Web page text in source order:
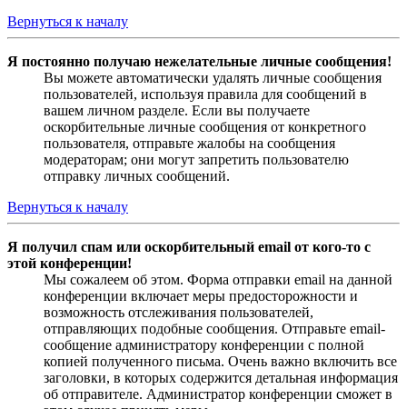
Вернуться к началу
Я постоянно получаю нежелательные личные сообщения!
Вы можете автоматически удалять личные сообщения
пользователей, используя правила для сообщений в
вашем личном разделе. Если вы получаете
оскорбительные личные сообщения от конкретного
пользователя, отправьте жалобы на сообщения
модераторам; они могут запретить пользователю
отправку личных сообщений.
Вернуться к началу
Я получил спам или оскорбительный email от кого-то с
этой конференции!
Мы сожалеем об этом. Форма отправки email на данной
конференции включает меры предосторожности и
возможность отслеживания пользователей,
отправляющих подобные сообщения. Отправьте email-
сообщение администратору конференции с полной
копией полученного письма. Очень важно включить все
заголовки, в которых содержится детальная информация
об отправителе. Администратор конференции сможет в